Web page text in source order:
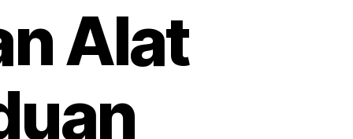
Alat